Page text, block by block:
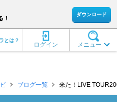
！
ダウンロード
メニュー
ログイン
とは？
ブログ一覧 来た！LIVE